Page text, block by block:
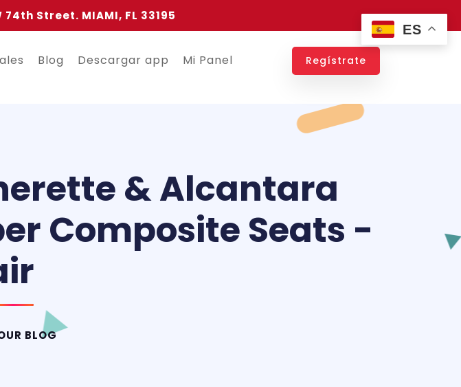
74th Street. MIAMI, FL 33195
Blog Descargar app Mi Panel Regístrate
& Alcantara
Composite Seats -
BLOG
ES